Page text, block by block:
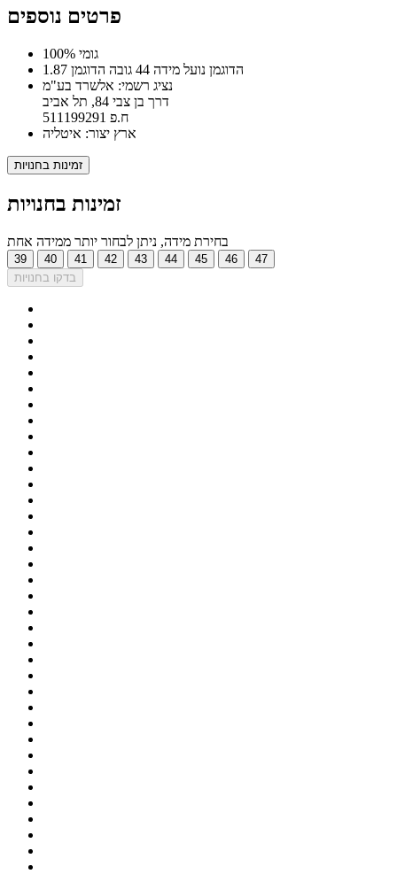
פרטים נוספים
100% גומי
הדוגמן נועל מידה 44 גובה הדוגמן 1.87
נציג רשמי: אלשרד בע"מ
דרך בן צבי 84, תל אביב
ח.פ 511199291
ארץ יצור: איטליה
זמינות בחנויות
זמינות בחנויות
בחירת מידה, ניתן לבחור יותר ממידה אחת
39 40 41 42 43 44 45 46
47
בדקו בחנויות